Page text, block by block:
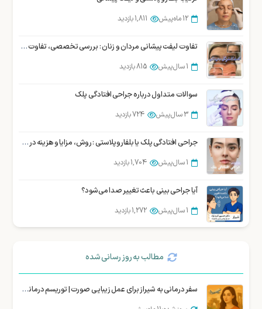
1 سال پیش 1,869 بازدید
جراحی بوکال فت یا برداشتن چربی لپ در شیراز
1 سال پیش 1,852 بازدید
12 ماه پیش 1,811 بازدید
تفاوت لیفت پیشانی مردان و زنان : بررسی تخصصی، تفاوت ها و روش ها
1 سال پیش 815 بازدید
سوالات متداول درباره جراحی افتادگی پلک
3 سال پیش 724 بازدید
جراحی افتادگی پلک یا بلفاروپلاستی : روش، مزایا و هزینه در شیراز
1 سال پیش 1,704 بازدید
آیا جراحی بینی باعث تغییر صدا می‌شود؟
1 سال پیش 1,272 بازدید
مطالب به روز رسانی شده
سفر درمانی به شیراز برای عمل زیبایی صورت | توریسم درمانی زیبایی شیراز